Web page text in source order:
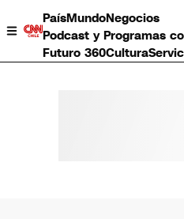
PaísMundoNegocios
Podcast y Programas
Futuro 360Cultura